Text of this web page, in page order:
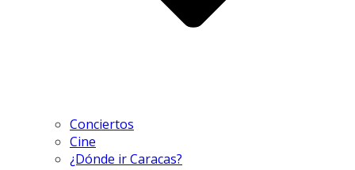
Conciertos
Cine
¿Dónde ir Caracas?